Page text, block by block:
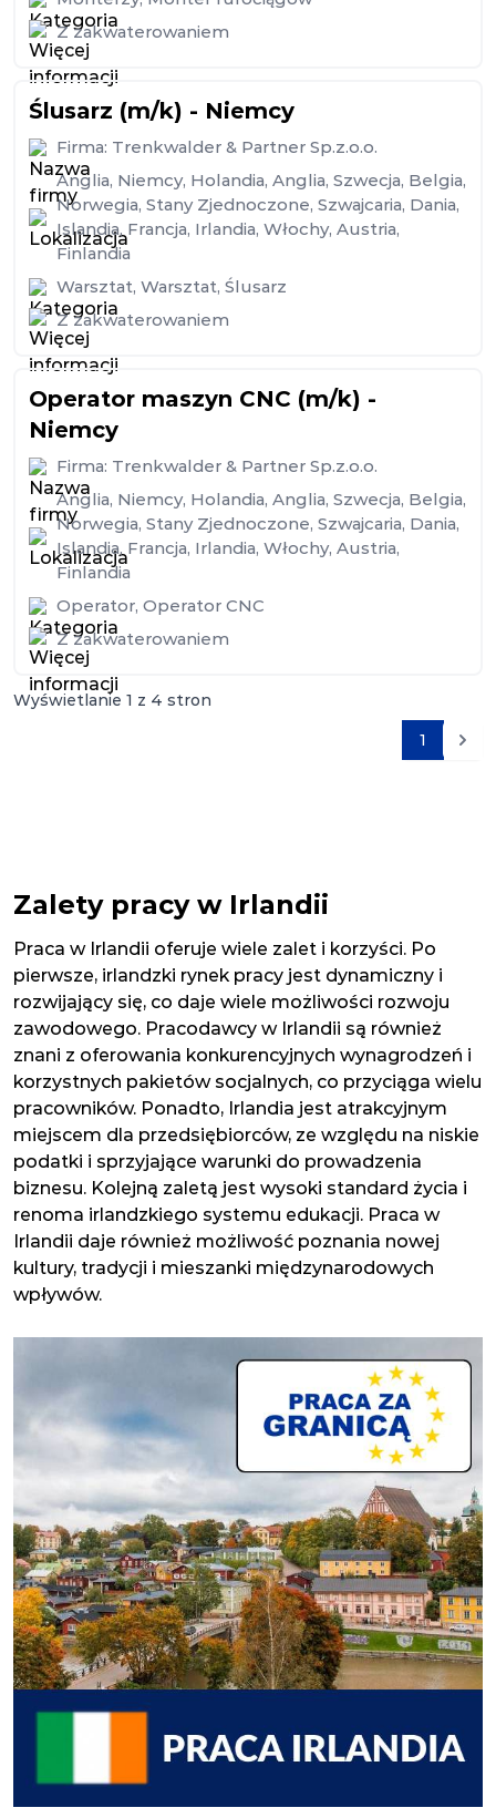
Z zakwaterowaniem
Ślusarz (m/k) - Niemcy
Firma: Trenkwalder & Partner Sp.z.o.o.
Anglia, Niemcy, Holandia, Anglia, Szwecja, Belgia,
Norwegia, Stany Zjednoczone, Szwajcaria, Dania,
Islandia, Francja, Irlandia, Włochy, Austria,
Finlandia
Warsztat, Warsztat, Ślusarz
Z zakwaterowaniem
Operator maszyn CNC (m/k) -
Niemcy
Firma: Trenkwalder & Partner Sp.z.o.o.
Anglia, Niemcy, Holandia, Anglia, Szwecja, Belgia,
Norwegia, Stany Zjednoczone, Szwajcaria, Dania,
Islandia, Francja, Irlandia, Włochy, Austria,
Finlandia
Operator, Operator CNC
Z zakwaterowaniem
Wyświetlanie 1 z 4 stron
1
Zalety pracy w Irlandii
Praca w Irlandii oferuje wiele zalet i korzyści. Po
pierwsze, irlandzki rynek pracy jest dynamiczny i
rozwijający się, co daje wiele możliwości rozwoju
zawodowego. Pracodawcy w Irlandii są również
znani z oferowania konkurencyjnych wynagrodzeń i
korzystnych pakietów socjalnych, co przyciąga wielu
pracowników. Ponadto, Irlandia jest atrakcyjnym
miejscem dla przedsiębiorców, ze względu na niskie
podatki i sprzyjające warunki do prowadzenia
biznesu. Kolejną zaletą jest wysoki standard życia i
renoma irlandzkiego systemu edukacji. Praca w
Irlandii daje również możliwość poznania nowej
kultury, tradycji i mieszanki międzynarodowych
wpływów.